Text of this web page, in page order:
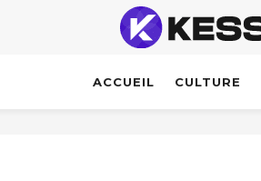
ACCUEIL CULTURE